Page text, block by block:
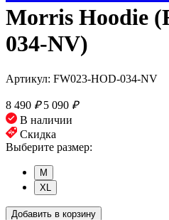
Morris Hoodie
034-NV)
Артикул: FW023-HOD-034-NV
8 490 ₽ 5 090 ₽
В наличии
Скидка
Выберите размер:
M
XL
Добавить в корзину